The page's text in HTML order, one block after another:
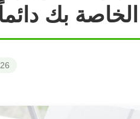
QR الخاصة بك دائماً